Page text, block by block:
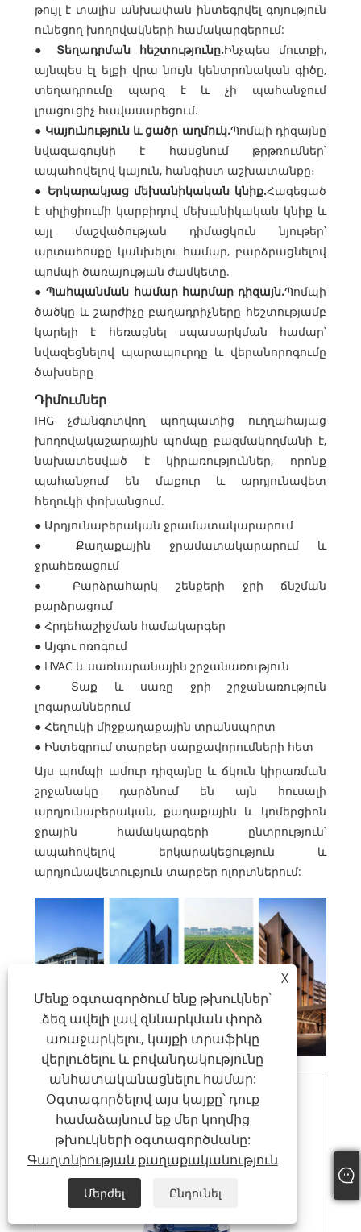
թույլ է տալիս անխափան ինտեգրվել գոյություն
ունեցող խողովակների համակարգերում:
● Տեղադրման հեշտությունը.Ինչպես մուտքի,
այնպես էլ ելքի վրա նույն կենտրոնական գիծը,
տեղադրումը պարզ է և չի պահանջում
լրացուցիչ հավասարեցում.
● Կայունություն և ցածր աղմուկ.Պոմպի դիզայնը
նվազագույնի է հասցնում թրթռումներ՝
ապահովելով կայուն, հանգիստ աշխատանքը։
● Երկարակյաց մեխանիկական կնիք.Հագեցած
է սիլիցիումի կարբիդով մեխանիկական կնիք և
այլ մաշվածության դիմացկուն նյութեր՝
արտահոսքը կանխելու համար, բարձրացնելով
պոմպի ծառայության ժամկետը.
●Պահպանման համար հարմար դիզայն.Պոմպի
ծածկը և շարժիչը բաղադրիչները հեշտությամբ
կարելի է հեռացնել սպասարկման համար՝
նվազեցնելով պարապուրդը և վերանորոգումը
ծախսերը
Դիմումներ
IHG չժանգոտվող պողպատից ուղղահայաց
խողովակաշարային պոմպը բազմակողմանի է,
նախատեսված է կիրառություններ, որոնք
պահանջում են մաքուր և արդյունավետ
հեղուկի փոխանցում.
● Արդյունաբերական ջրամատակարարում
● Քաղաքային ջրամատակարարում և
ջրահեռացում
● Բարձրահարկ շենքերի ջրի ճնշման
բարձրացում
● Հրդեհաշիջման համակարգեր
● Այգու ոռոգում
● HVAC և սառնարանային շրջանառություն
● Տաք և սառը ջրի շրջանառություն
լոգարաններում
● Հեղուկի միջքաղաքային տրանսպորտ
● Ինտեգրում տարբեր սարքավորումների հետ
Այս պոմպի ամուր դիզայնը և ճկուն կիրառման
շրջանակը դարձնում են այն հուսալի
արդյունաբերական, քաղաքային և կոմերցիոն
ջրային համակարգերի ընտրություն՝
ապահովելով երկարակեցություն և
արդյունավետություն տարբեր ոլորտներում:
X
Մենք օգտագործում ենք թխուկներ՝
ձեզ ավելի լավ զննարկման փորձ
առաջարկելու, կայքի տրաֆիկը
վերլուծելու և բովանդակությունը
անհատականացնելու համար:
Օգտագործելով այս կայքը՝ դուք
համաձայնում եք մեր կողմից
թխուկների օգտագործմանը:
Գաղտնիության քաղաքականություն
Մերժել Ընդունել